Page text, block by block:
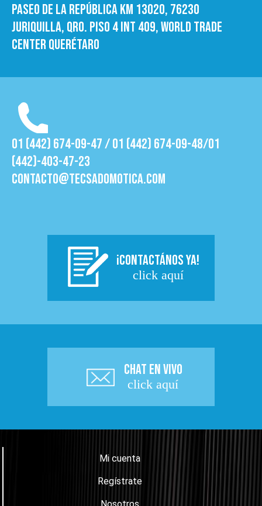
Paseo de la República Km 13020, 76230
Juriquilla, Qro. Piso 4 int 409, World trade
Center Querétaro
01 (442) 674-09-47 / 01 (442) 674-09-48/01
(442)-403-47-23
contacto@tecsadomotica.com
¡CONTACTÁNOS YA!
click aquí
CHAT EN VIVO
click aquí
Mi cuenta
Regístrate
Nosotros